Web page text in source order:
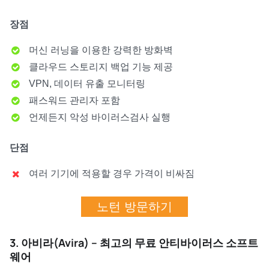
장점
머신 러닝을 이용한 강력한 방화벽
클라우드 스토리지 백업 기능 제공
VPN, 데이터 유출 모니터링
패스워드 관리자 포함
언제든지 악성 바이러스검사 실행
단점
여러 기기에 적용할 경우 가격이 비싸짐
노턴 방문하기
3. 아비라(Avira) – 최고의 무료 안티바이러스 소프트
웨어